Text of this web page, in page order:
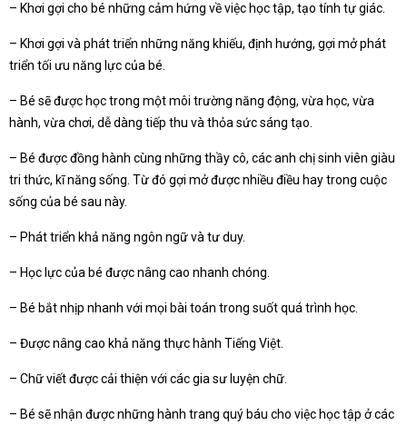
– Khơi gợi cho bé những cảm hứng về việc học tập, tạo tính tự giác.
– Khơi gợi và phát triển những năng khiếu, định hướng, gợi mở phát
triển tối ưu năng lực của bé.
– Bé sẽ được học trong một môi trường năng động, vừa học, vừa
hành, vừa chơi, dễ dàng tiếp thu và thỏa sức sáng tạo.
– Bé được đồng hành cùng những thầy cô, các anh chị sinh viên giàu
tri thức, kĩ năng sống. Từ đó gợi mở được nhiều điều hay trong cuộc
sống của bé sau này.
– Phát triển khả năng ngôn ngữ và tư duy.
– Học lực của bé được nâng cao nhanh chóng.
– Bé bắt nhịp nhanh với mọi bài toán trong suốt quá trình học.
– Được nâng cao khả năng thực hành Tiếng Việt.
– Chữ viết được cải thiện với các gia sư luyện chữ.
– Bé sẽ nhận được những hành trang quý báu cho việc học tập ở các